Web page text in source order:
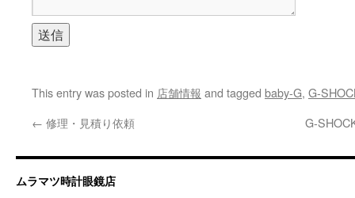
This entry was posted in 店舗情報 and tagged baby-G, G-
← 修理・見積り依頼 G-
ムラマツ時計眼鏡店